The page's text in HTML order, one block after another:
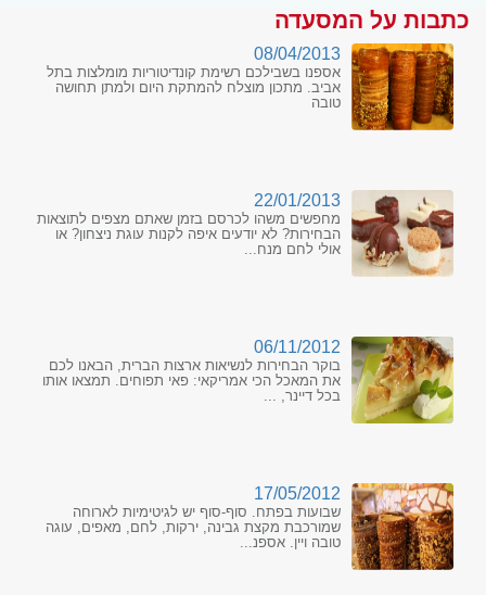
כתבות על המסעדה
08/04/2013
אספנו בשבילכם רשימת קונדיטוריות מומלצות בתל
אביב. מתכון מוצלח להמתקת היום ולמתן תחושה
טובה
22/01/2013
מחפשים משהו לכרסם בזמן שאתם מצפים לתוצאות
הבחירות? לא יודעים איפה לקנות עוגת ניצחון? או
אולי לחם מנח...
06/11/2012
בוקר הבחירות לנשיאות ארצות הברית, הבאנו לכם
את המאכל הכי אמריקאי: פאי תפוחים. תמצאו אותו
בכל דיינר, ...
17/05/2012
שבועות בפתח. סוף-סוף יש לגיטימיות לארוחה
שמורכבת מקצת גבינה, ירקות, לחם, מאפים, עוגה
טובה ויין. אספנ...